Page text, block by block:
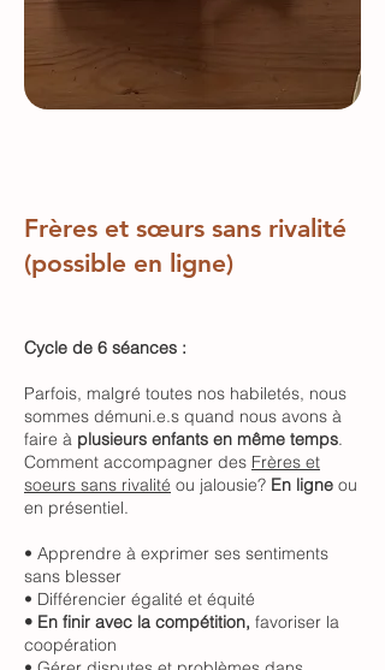
Frères et sœurs sans rivalité
(possible en ligne)
Cycle de 6 séances :
Parfois, malgré toutes nos habiletés, nous
sommes démuni.e.s quand nous avons à
faire à plusieurs enfants en même temps.
Comment accompagner des Frères et
soeurs sans rivalité ou jalousie? En ligne ou
en présentiel.
• Apprendre à exprimer ses sentiments
sans blesser
• Différencier égalité et équité
• En finir avec la compétition, favoriser la
coopération